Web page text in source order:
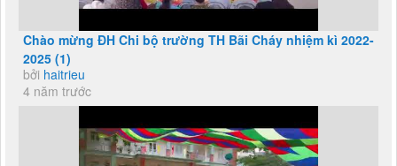
Chào mừng ĐH Chi bộ trường TH Bãi Cháy nhiệm kì 2022-
2025 (1)
bởi haitrieu
4 năm trước